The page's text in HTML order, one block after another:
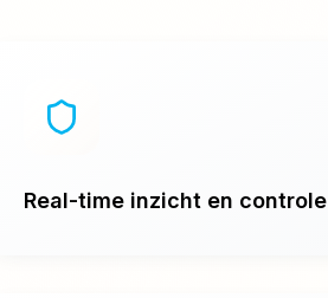
Real-time inzicht en controle